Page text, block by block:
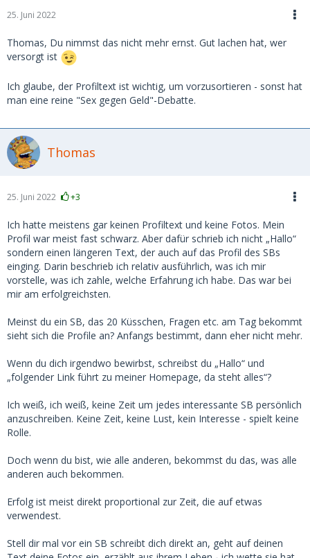
25. Juni 2022
Thomas, Du nimmst das nicht mehr ernst. Gut lachen hat, wer
versorgt ist
Ich glaube, der Profiltext ist wichtig, um vorzusortieren - sonst hat
man eine reine "Sex gegen Geld"-Debatte.
Thomas
25. Juni 2022 +3
Ich hatte meistens gar keinen Profiltext und keine Fotos. Mein
Profil war meist fast schwarz. Aber dafür schrieb ich nicht „Hallo“
sondern einen längeren Text, der auch auf das Profil des SBs
einging. Darin beschrieb ich relativ ausführlich, was ich mir
vorstelle, was ich zahle, welche Erfahrung ich habe. Das war bei
mir am erfolgreichsten.
Meinst du ein SB, das 20 Küsschen, Fragen etc. am Tag bekommt
sieht sich die Profile an? Anfangs bestimmt, dann eher nicht mehr.
Wenn du dich irgendwo bewirbst, schreibst du „Hallo“ und
„folgender Link führt zu meiner Homepage, da steht alles“?
Ich weiß, ich weiß, keine Zeit um jedes interessante SB persönlich
anzuschreiben. Keine Zeit, keine Lust, kein Interesse - spielt keine
Rolle.
Doch wenn du bist, wie alle anderen, bekommst du das, was alle
anderen auch bekommen.
Erfolg ist meist direkt proportional zur Zeit, die auf etwas
verwendest.
Stell dir mal vor ein SB schreibt dich direkt an, geht auf deinen